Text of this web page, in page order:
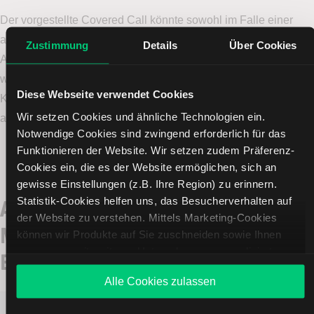
Zustimmung Details Über Cookies
Diese Webseite verwendet Cookies
Wir setzen Cookies und ähnliche Technologien ein.
Notwendige Cookies sind zwingend erforderlich für das
Funktionieren der Website. Wir setzen zudem Präferenz-
Cookies ein, die es der Website ermöglichen, sich an
gewisse Einstellungen (z.B. Ihre Region) zu erinnern.
Statistik-Cookies helfen uns, das Besucherverhalten auf
der Website zu verstehen. Mittels Marketing-Cookies
können wir Produkte auf Sie zuschneiden sowie Ihnen
Angebote unterbreiten. Sie entscheiden, welche Cookies
Sie zulassen oder ablehnen. Ihre Entscheidung können Sie
jederzeit in denCookie-Einstellungenändern. Weitere
Alle Cookies zulassen
Der vorgestellte Covered Call könnte sowohl im Falle einer
anhaltenden Seitwärtsbewegung als auch in einer
Aufwärtsbewegung eine positive Rendite abwerfen und eine
weitere Abwärtsbewegung zum Teil abfedern. Bis zu einem
Kurs von 90,45 $ ist der vorgestellte Covered Call profitabler
als der einfache Kauf der Aktien.
Mehr anzeigen
Alle Daten zum Covered Call auf
Marvell Technology auf einen
Blick